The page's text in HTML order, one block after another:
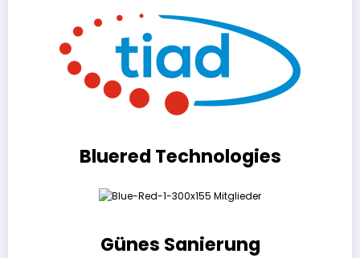
Bluered Technologies
Günes Sanierung